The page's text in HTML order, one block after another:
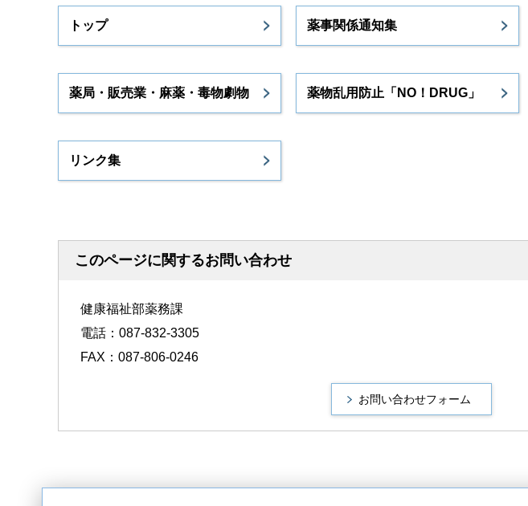
トップ
薬局・販売業・麻薬・毒物劇物
リンク集
薬事関係通知集
薬物乱用防止「NO！DRUG」
このページに関するお問い合わせ
健康福祉部薬務課
電話：087-832-3305
FAX：087-806-0246